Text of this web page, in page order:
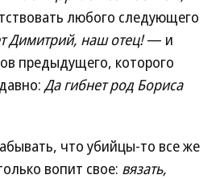
любого следующего
Димитрий, наш отец!— и
предыдущего, которого
Да гибнет род Бориса
что убийцы-то все же
вопит свое: вязать,